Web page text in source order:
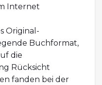
Internet
Original-
Buchformat,
die
Rücksicht
fanden bei der